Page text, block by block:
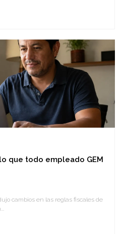
que todo empleado GEM
cambios en las reglas fiscales de